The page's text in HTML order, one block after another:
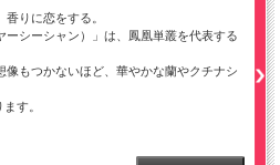
香りに恋をする。
ーシーシャン）」は、鳳凰単叢を代表する
像もつかないほど、華やかな蘭やクチナシ
す。